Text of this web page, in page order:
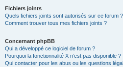
Fichiers joints
Quels fichiers joints sont autorisés sur ce forum ?
Comment trouver tous mes fichiers joints ?
Concernant phpBB
Qui a développé ce logiciel de forum ?
Pourquoi la fonctionnalité X n’est pas disponible ?
Qui contacter pour les abus ou les questions